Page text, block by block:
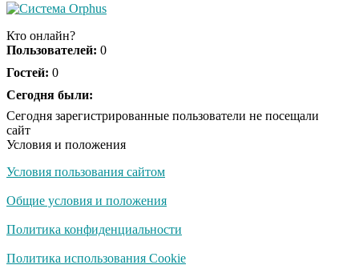
Ржу не переставая, это
Скрытая камера на
люди вытворяют, когда
Ролик длится
смеяться вы будете
Королева вагона
Кто онлайн?
Пользователей: 0
Гостей: 0
Сегодня были:
Сегодня зарегистрированные пользователи не посещали
сайт
Условия и положения
Условия пользования сайтом
Общие условия и положения
Политика конфиденциальности
Политика использования Cookie